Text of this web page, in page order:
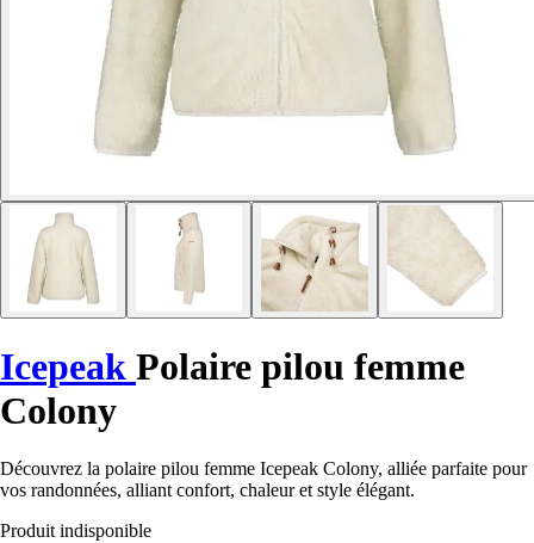
Icepeak Polaire pilou femme
Colony
Découvrez la polaire pilou femme Icepeak Colony, alliée parfaite pour
vos randonnées, alliant confort, chaleur et style élégant.
Produit indisponible